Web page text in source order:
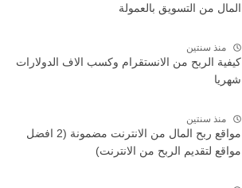
المال من التسويق بالعمولة
منذ سنتين
كيفية الربح من الانستقرام وكسب الاف الدولارات
شهريا
منذ سنتين
مواقع ربح المال من الانترنت مضمونة (2 افضل
مواقع لتقديم الربح من الانترنت)